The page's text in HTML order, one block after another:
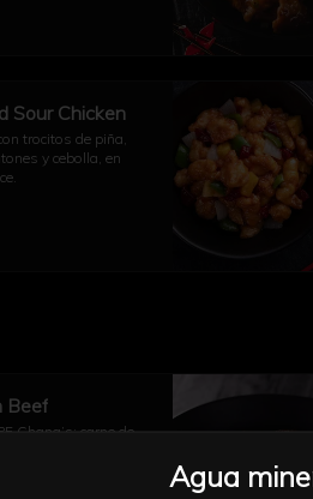
Sour Chicken
trocitos de piña,
y cebolla, en
Beef
Chang’s: carne de
Agua